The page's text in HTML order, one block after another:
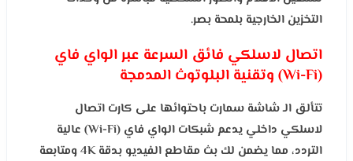
التخزين الخارجية بلمحة بصر.
اتصال لاسلكي فائق السرعة عبر الواي فاي
(Wi-Fi) وتقنية البلوتوث المدمجة
تتألق الـ شاشة سمارت باحتوائها على كارت اتصال
لاسلكي داخلي يدعم شبكات الواي فاي (Wi-Fi) عالية
التردد، مما يضمن لك بث مقاطع الفيديو بدقة 4K ومتابعة